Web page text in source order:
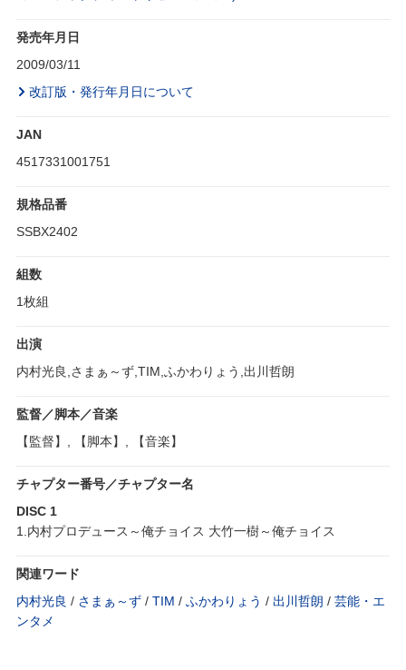
発売年月日
2009/03/11
改訂版・発行年月日について
JAN
4517331001751
規格品番
SSBX2402
組数
1枚組
出演
内村光良,さまぁ～ず,TIM,ふかわりょう,出川哲朗
監督／脚本／音楽
【監督】, 【脚本】, 【音楽】
チャプター番号／チャプター名
DISC 1
1.内村プロデュース～俺チョイス 大竹一樹～俺チョイス
関連ワード
内村光良 / さまぁ～ず / TIM / ふかわりょう / 出川哲朗 / 芸能・エ
ンタメ